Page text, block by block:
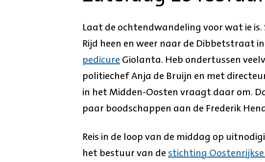
Laat de ochtendwandeling voor wat ie
Rijd heen en weer naar de Dibbetstraat
pedicure Giolanta. Heb ondertussen
politiechef Anja de Bruijn en met
in het Midden-Oosten vraagt daar om.
paar boodschappen aan de Frederik
Reis in de loop van de middag op
het bestuur van de stichting